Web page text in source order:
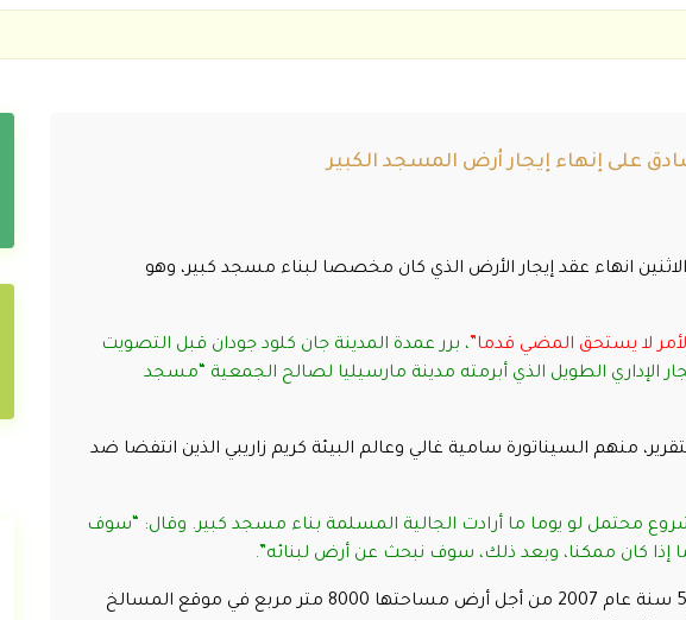
على إنهاء إيجار أرض المسجد الكبير
انهاء عقد إيجار الأرض الذي كان مخصصا لبناء مسجد كبير، وهو
الأمر لا يستحق المضي قدما”، برر عمدة المدينة جان كلود جودان قبل التصويت
عقد الإيجار الإداري الطويل الذي أبرمته مدينة مارسيليا لصالح الجمعية “مسجد
منهم السيناتورة سامية غالي وعالم البيئة كريم زاريبي الذين انتفضا ضد
محتمل لو يوما ما أرادت الجالية المسلمة بناء مسجد كبير. وقال: “سوف
كان ممكنا، وبعد ذلك، سوف نبحث عن أرض لبنائه”.
كانت قد منحت المدينة عقد إيجار لمدة 50 سنة عام 2007 من أجل أرض مساحتها 8000 متر مربع في موقع المسالخ